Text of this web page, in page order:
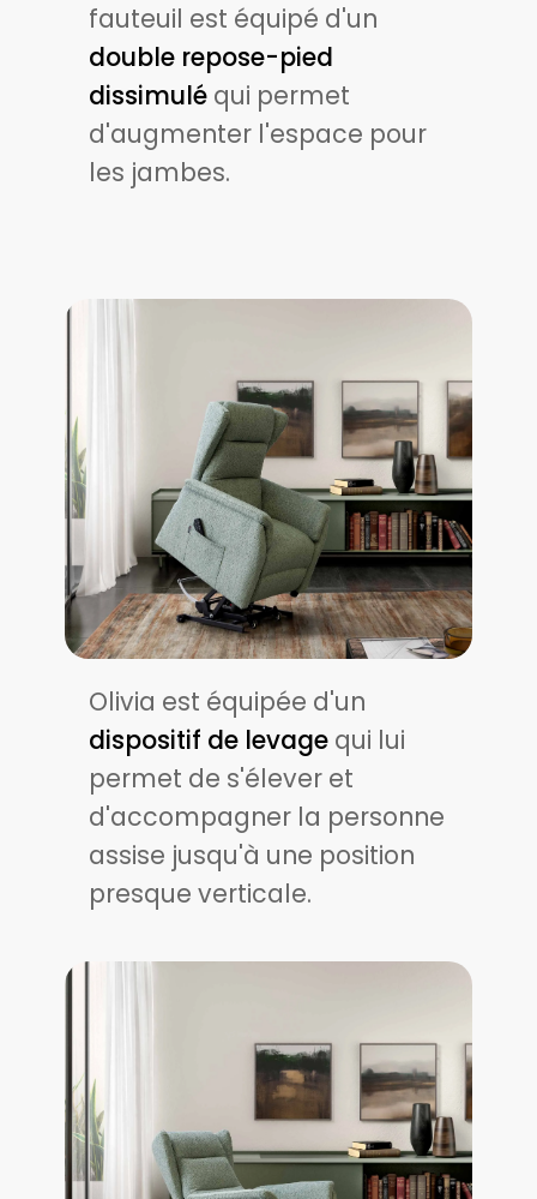
fauteuil est équipé d'un
double ​repose-pied
dissimulé qui permet
d'augmenter l'espace pour
les jambes.
Olivia est équipée d'un
dispositif de levage qui lui
permet de s'élever et
d'accompagner la personne
assise jusqu'à une position
presque verticale.